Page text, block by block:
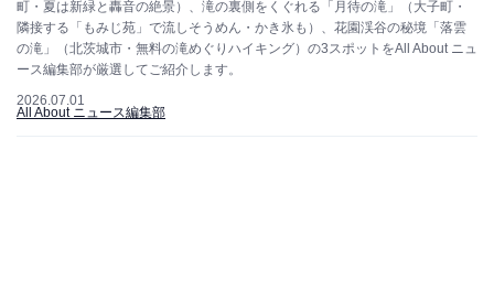
町・夏は新緑と轟音の絶景）、滝の裏側をくぐれる「月待の滝」（大子町・
隣接する「もみじ苑」で流しそうめん・かき氷も）、花園渓谷の秘境「落雲
の滝」（北茨城市・無料の滝めぐりハイキング）の3スポットをAll About ニュ
ース編集部が厳選してご紹介します。
2026.07.01
All About ニュース編集部